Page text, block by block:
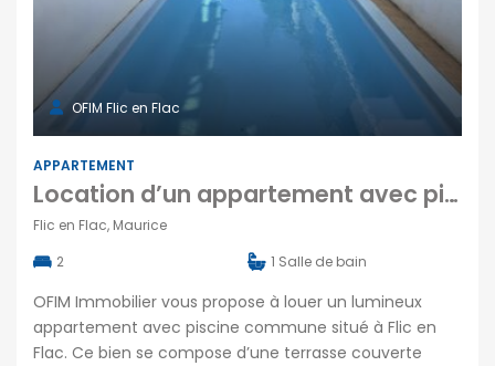
OFIM Flic en Flac
APPARTEMENT
Location d’un appartement avec piscine commune et parking à Flic en Flac
Flic en Flac, Maurice
2
1 Salle de bain
OFIM Immobilier vous propose à louer un lumineux
appartement avec piscine commune situé à Flic en
Flac. Ce bien se compose d’une terrasse couverte